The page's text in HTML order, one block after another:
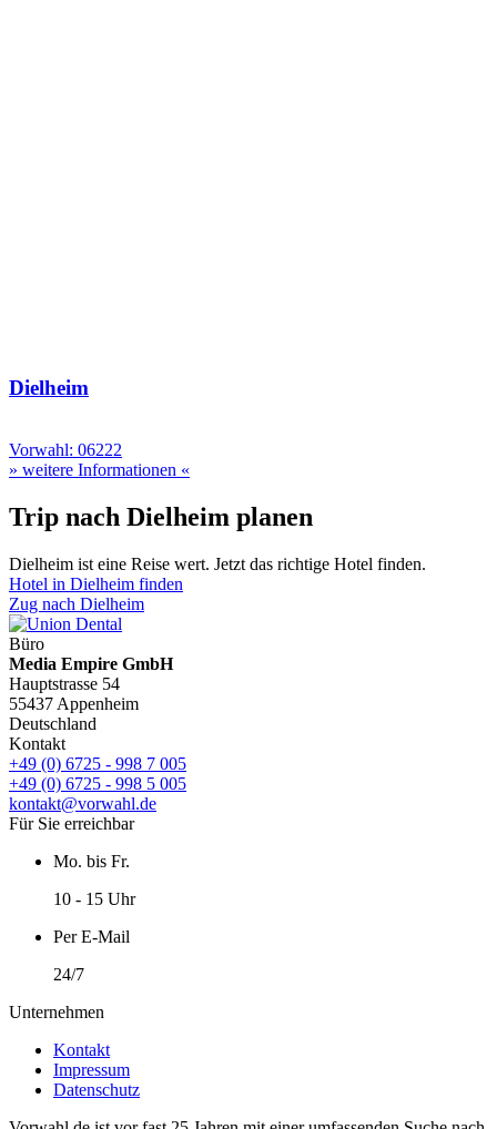
Dielheim
Vorwahl: 06222
» weitere Informationen «
Trip nach Dielheim planen
Dielheim ist eine Reise wert. Jetzt das richtige Hotel finden.
Hotel in Dielheim finden
Zug nach Dielheim
Büro
Media Empire GmbH
Hauptstrasse 54
55437 Appenheim
Deutschland
Kontakt
+49 (0) 6725 - 998 7 005
+49 (0) 6725 - 998 5 005
kontakt@vorwahl.de
Für Sie erreichbar
Mo. bis Fr.
10 - 15 Uhr
Per E-Mail
24/7
Unternehmen
Kontakt
Impressum
Datenschutz